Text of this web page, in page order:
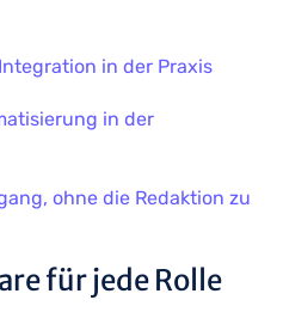
in der Praxis
in der
ohne die Redaktion zu
für jede Rolle